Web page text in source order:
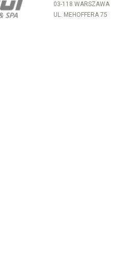
03-118 WARSZAWA
UL. MEHOFFERA 75